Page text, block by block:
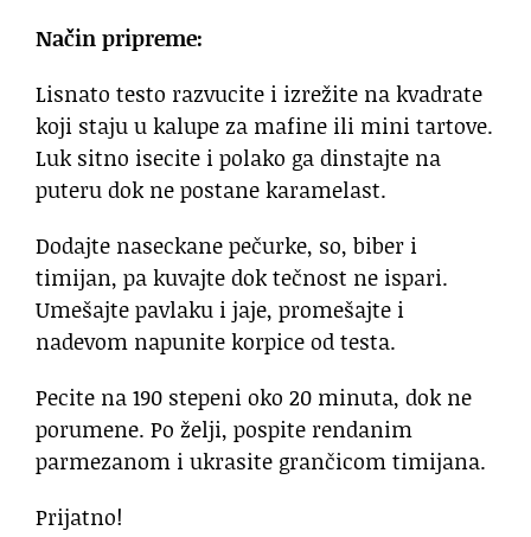
Način pripreme:
Lisnato testo razvucite i izrežite na kvadrate
koji staju u kalupe za mafine ili mini tartove.
Luk sitno isecite i polako ga dinstajte na
puteru dok ne postane karamelast.
Dodajte naseckane pečurke, so, biber i
timijan, pa kuvajte dok tečnost ne ispari.
Umešajte pavlaku i jaje, promešajte i
nadevom napunite korpice od testa.
Pecite na 190 stepeni oko 20 minuta, dok ne
porumene. Po želji, pospite rendanim
parmezanom i ukrasite grančicom timijana.
Prijatno!